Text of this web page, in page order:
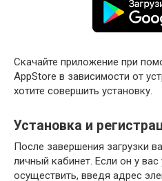
Скачайте приложение при
AppStore в зависимости от
хотите совершить установку.
Установка и
После завершения загрузки
личный кабинет. Если он у
осуществить, введя адрес